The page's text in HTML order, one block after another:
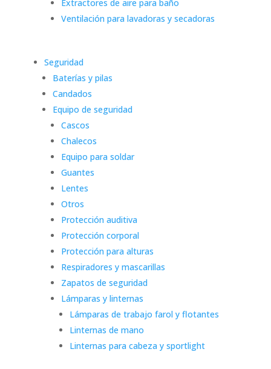
Extractores de aire para baño
Ventilación para lavadoras y secadoras
Seguridad
Baterías y pilas
Candados
Equipo de seguridad
Cascos
Chalecos
Equipo para soldar
Guantes
Lentes
Otros
Protección auditiva
Protección corporal
Protección para alturas
Respiradores y mascarillas
Zapatos de seguridad
Lámparas y linternas
Lámparas de trabajo farol y flotantes
Linternas de mano
Linternas para cabeza y sportlight